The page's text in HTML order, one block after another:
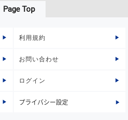
Page Top
利用規約
お問い合わせ
ログイン
プライバシー設定